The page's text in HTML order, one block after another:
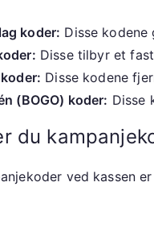
koder: Disse
Disse tilbyr et
Disse kodene
(BOGO) koder: Disse
du
ved kassen